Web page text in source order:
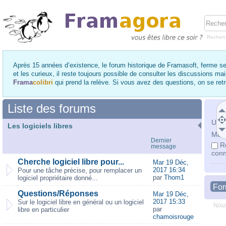
Après 15 années d’existence, le forum historique de Framasoft, ferme
et les curieux, il reste toujours possible de consulter les discussions
Framacolibri qui prend la relève. Si vous avez des questions, on se
Mot
Liste des forums
Les logiciels libres
Dernier
message
Cherche logiciel libre pour...
Pour une tâche précise, pour remplacer un
logiciel propriétaire donné...
Mar 19 Déc,
2017 16:34
par Thom1
Questions/Réponses
Sur le logiciel libre en général ou un logiciel
libre en particulier
Mar 19 Déc,
2017 15:33
par
chamoisrouge